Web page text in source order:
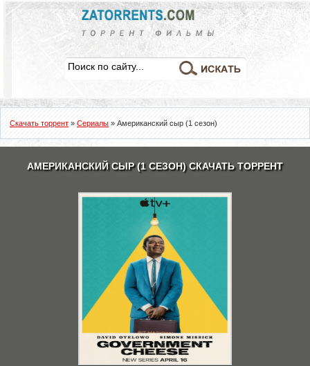
Скачать торрент » Сериалы » Американский сыр (1 сезон)
АМЕРИКАНСКИЙ СЫР (1 СЕЗОН) СКАЧАТЬ ТОРРЕНТ